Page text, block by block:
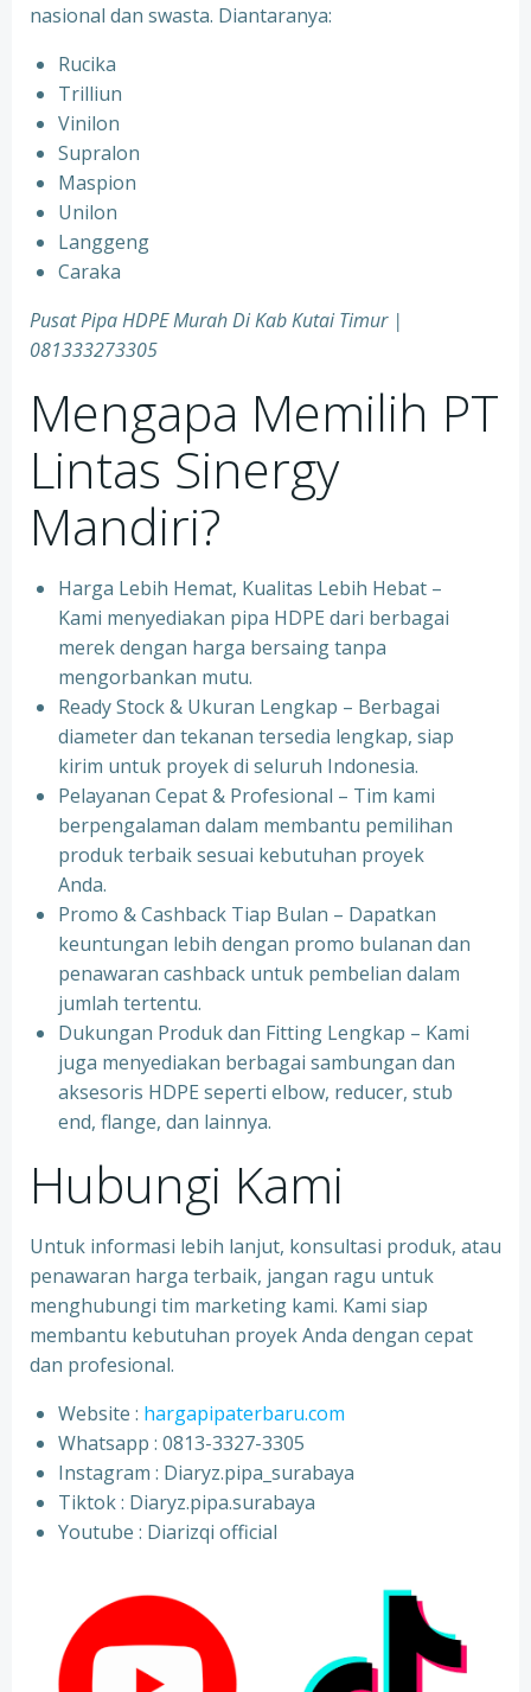
nasional dan swasta. Diantaranya:
Rucika
Trilliun
Vinilon
Supralon
Maspion
Unilon
Langgeng
Caraka
Pusat Pipa HDPE Murah Di Kab Kutai Timur |
081333273305
Mengapa Memilih PT
Lintas Sinergy
Mandiri?
Harga Lebih Hemat, Kualitas Lebih Hebat –
Kami menyediakan pipa HDPE dari berbagai
merek dengan harga bersaing tanpa
mengorbankan mutu.
Ready Stock & Ukuran Lengkap – Berbagai
diameter dan tekanan tersedia lengkap, siap
kirim untuk proyek di seluruh Indonesia.
Pelayanan Cepat & Profesional – Tim kami
berpengalaman dalam membantu pemilihan
produk terbaik sesuai kebutuhan proyek
Anda.
Promo & Cashback Tiap Bulan – Dapatkan
keuntungan lebih dengan promo bulanan dan
penawaran cashback untuk pembelian dalam
jumlah tertentu.
Dukungan Produk dan Fitting Lengkap – Kami
juga menyediakan berbagai sambungan dan
aksesoris HDPE seperti elbow, reducer, stub
end, flange, dan lainnya.
Hubungi Kami
Untuk informasi lebih lanjut, konsultasi produk, atau
penawaran harga terbaik, jangan ragu untuk
menghubungi tim marketing kami. Kami siap
membantu kebutuhan proyek Anda dengan cepat
dan profesional.
Website : hargapipaterbaru.com
Whatsapp : 0813-3327-3305
⁠Instagram : Diaryz.pipa_surabaya
⁠Tiktok : Diaryz.pipa.surabaya
⁠Youtube : Diarizqi official